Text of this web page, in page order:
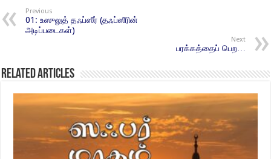
Previous
01: உஸுலுத் தஃப்ஸீர் (தஃப்ஸீரின்
அடிப்படைகள்)
Next
பரக்கத்தைப் பெற…
Related Articles